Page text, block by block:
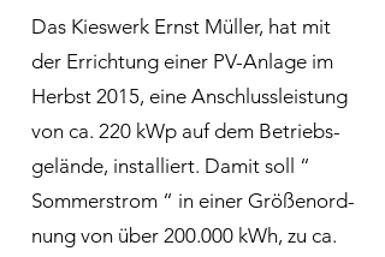
Das Kies­werk Ernst Mül­ler, hat mit
der Er­rich­tung ei­ner PV-An­la­ge im
Herbst 2015, ei­ne An­schluss­leis­tung
von ca. 220 kWp auf dem Be­triebs­
ge­län­de, in­stal­liert. Da­mit soll “
Som­mer­strom “ in ei­ner Grö­ßen­ord­
nung von über 200.000 kWh, zu ca.